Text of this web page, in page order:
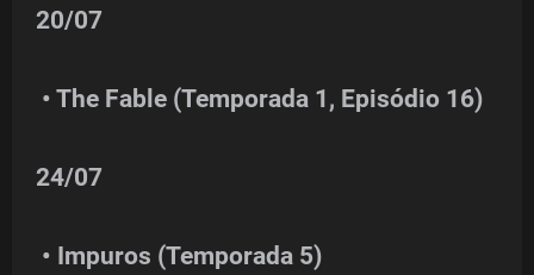
20/07
• The Fable (Temporada 1, Episódio 16)
24/07
• Impuros (Temporada 5)